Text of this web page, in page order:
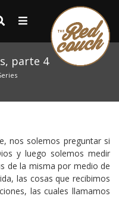
parte 4
nos solemos preguntar si
y luego solemos medir
de la misma por medio de
las cosas que recibimos
las cuales llamamos